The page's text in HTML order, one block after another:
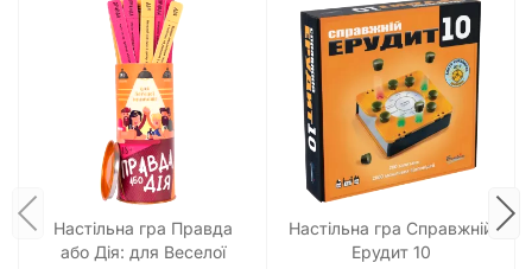
Настільна гра Правда
або Дія: для Веселої
Настільна гра Справжній
Ерудит 10